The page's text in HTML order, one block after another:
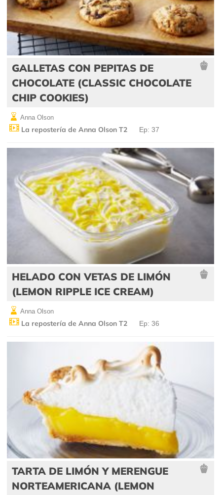
GALLETAS CON PEPITAS DE
CHOCOLATE (CLASSIC CHOCOLATE
CHIP COOKIES)
Anna Olson
La repostería de Anna Olson T2 Ep: 37
HELADO CON VETAS DE LIMÓN
(LEMON RIPPLE ICE CREAM)
Anna Olson
La repostería de Anna Olson T2 Ep: 36
TARTA DE LIMÓN Y MERENGUE
NORTEAMERICANA (LEMON